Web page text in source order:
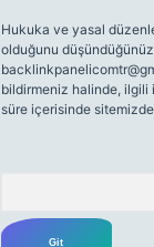
Hukuka ve yasal
olduğunu
bildirmeniz halinde, ilgili
süre içerisinde